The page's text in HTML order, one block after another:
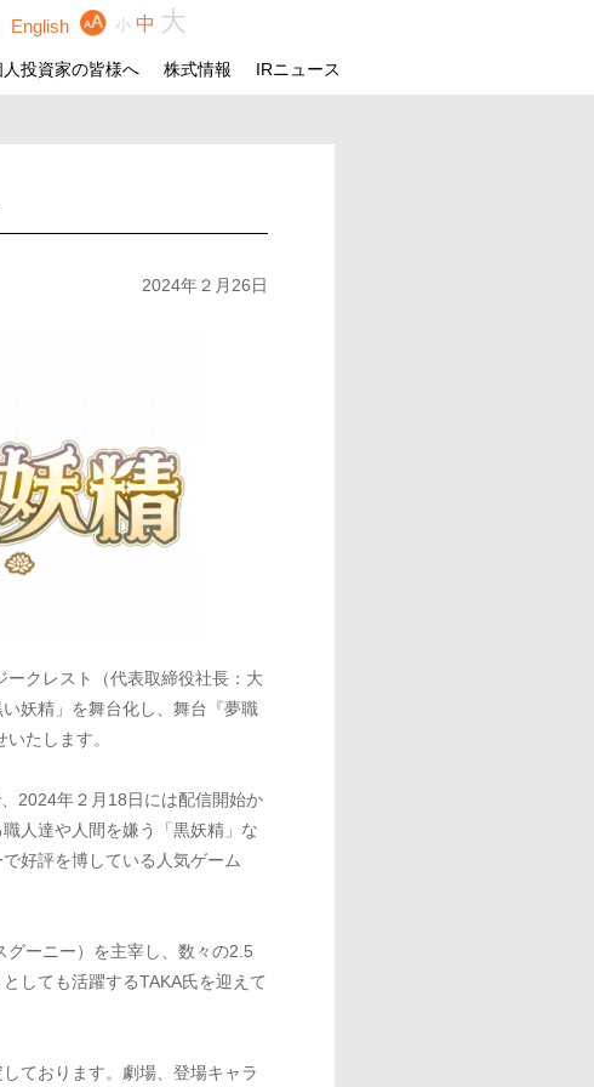
English 小 中 大
人投資家の皆様へ 株式情報 IRニュース
2024年２月26日
クレスト（代表取締役社長：大
妖精」を舞台化し、舞台『夢職
たします。
2024年２月18日には配信開始か
人達や人間を嫌う「黒妖精」な
好評を博している人気ゲーム
ーニー）を主宰し、数々の2.5
しても活躍するTAKA氏を迎えて
ております。劇場、登場キャラ